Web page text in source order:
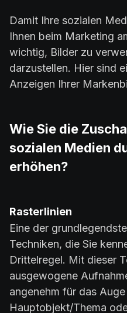
Damit Ihre sozialen
Ihnen beim Marketing
wichtig, Bilder zu
darzustellen. Hier sind
Anzeigen Ihrer
Wie Sie die
sozialen Medien
erhöhen?
Rasterlinien
Eine der
Techniken, die Sie
Drittelregel. Mit dieser
ausgewogene
angenehm für das
Hauptobjekt/Thema